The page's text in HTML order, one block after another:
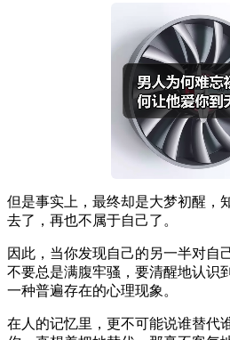
但是事实上，最终却是大梦初醒，
去了，再也不属于自己了。
因此，当你发现自己的另一半对自
不要总是满腹牢骚，要清醒地认识
一种普遍存在的心理现象。
在人的记忆里，更不可能说谁替代